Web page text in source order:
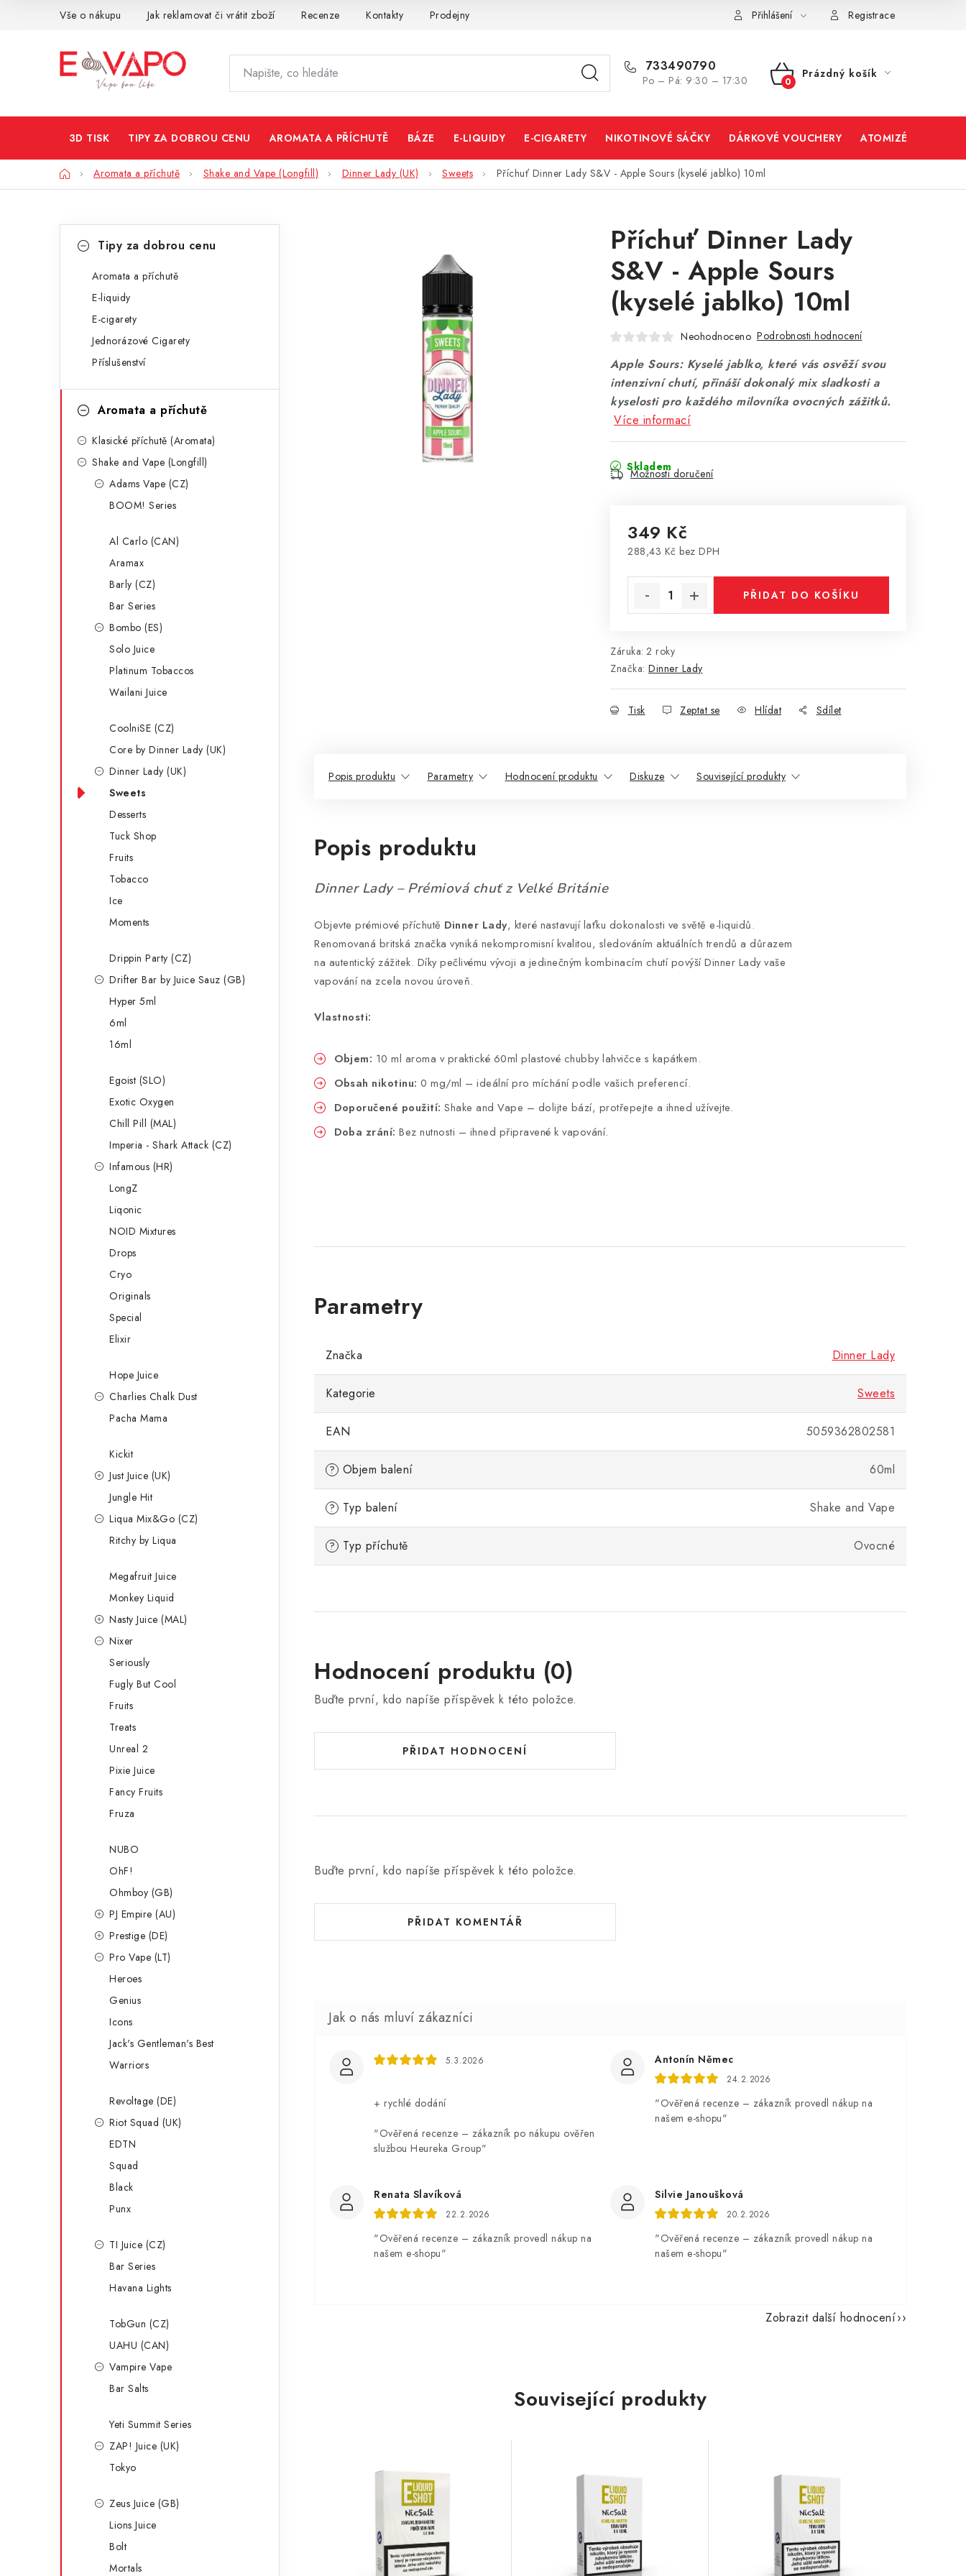
Vše o nákupu Jak reklamovat či vrátit zboží Recenze Kontakty Prodejny Přihlášení Registrace
733490790
Po – Pá: 9:30 – 17:30
NÁKUPNÍ
Prázdný košík
3D TISK TIPY ZA DOBROU CENU AROMATA A PŘÍCHUTĚ BÁZE E-LIQUIDY E-CIGARETY NIKOTINOVÉ SÁČKY DÁRKOVÉ VOUCHERY ATOMIZÉRY A
DomůAromata a příchutě Shake and Vape (Longfill) Dinner Lady (UK) Sweets Příchuť Dinner Lady S&V - Apple Sours (kyselé jablko) 10ml
n
kategorieTipy za dobrou cenu
Aromata a příchutě
E-liquidy
E-cigarety
Jednorázové Cigarety
Příslušenství
Aromata a příchutě
Klasické příchutě (Aromata)
Shake and Vape (Longfill)
Adams Vape (CZ)
BOOM! Series
Al Carlo (CAN)
Aramax
Barly (CZ)
Bar Series
Bombo (ES)
Solo Juice
Platinum Tobaccos
Wailani Juice
CoolniSE (CZ)
Core by Dinner Lady (UK)
Dinner Lady (UK)
Sweets
Desserts
Tuck Shop
Fruits
Tobacco
Ice
Moments
Drippin Party (CZ)
Drifter Bar by Juice Sauz (GB)
Hyper 5ml
6ml
16ml
Egoist (SLO)
Exotic Oxygen
Chill Pill (MAL)
Imperia - Shark Attack (CZ)
Infamous (HR)
LongZ
Liqonic
NOID Mixtures
Drops
Cryo
Originals
Special
Elixir
Hope Juice
Charlies Chalk Dust
Pacha Mama
Kickit
Just Juice (UK)
Jungle Hit
Liqua Mix&Go (CZ)
Ritchy by Liqua
Megafruit Juice
Monkey Liquid
Nasty Juice (MAL)
Nixer
Seriously
Fugly But Cool
Fruits
Treats
Unreal 2
Pixie Juice
Fancy Fruits
Fruza
NUBO
OhF!
Ohmboy (GB)
PJ Empire (AU)
Prestige (DE)
Pro Vape (LT)
Heroes
Genius
Icons
Jack's Gentleman's Best
Warriors
Revoltage (DE)
Riot Squad (UK)
EDTN
Squad
Black
Punx
TI Juice (CZ)
Bar Series
Havana Lights
TobGun (CZ)
UAHU (CAN)
Vampire Vape
Bar Salts
Yeti Summit Series
ZAP! Juice (UK)
Tokyo
Zeus Juice (GB)
Lions Juice
Bolt
Mortals
Příchuť Dinner Lady
S&V - Apple Sours
(kyselé jablko) 10ml
Neohodnoceno Podrobnosti hodnocení
Apple Sours: Kyselé jablko, které vás osvěží svou
intenzivní chutí, přináší dokonalý mix sladkosti a
kyselosti pro každého milovníka ovocných zážitků.
Více informací
Skladem
Možnosti doručení
349 Kč
288,43 Kč bez DPH
PŘIDAT DO KOŠÍKU
Záruka: 2 roky
Značka: Dinner Lady
Tisk Zeptat se Hlídat Sdílet
Popis produktu Parametry Hodnocení produktu Diskuze Související produkty
Popis produktu
Dinner Lady – Prémiová chuť z Velké Británie
Objevte prémiové příchutě Dinner Lady, které nastavují laťku dokonalosti ve světě e-liquidů.
Renomovaná britská značka vyniká nekompromisní kvalitou, sledováním aktuálních trendů a důrazem
na autentický zážitek. Díky pečlivému vývoji a jedinečným kombinacím chutí povýší Dinner Lady vaše
vapování na zcela novou úroveň.
Vlastnosti:
Objem: 10 ml aroma v praktické 60ml plastové chubby lahvičce s kapátkem.
Obsah nikotinu: 0 mg/ml – ideální pro míchání podle vašich preferencí.
Doporučené použití: Shake and Vape – dolijte bází, protřepejte a ihned užívejte.
Doba zrání: Bez nutnosti – ihned připravené k vapování.
Značka Dinner Lady
Kategorie Sweets
EAN 5059362802581
? Objem balení 60ml
? Typ balení Shake and Vape
? Typ příchutě Ovocné
Hodnocení produktu (0)
Buďte první, kdo napíše příspěvek k této položce.
PŘIDAT HODNOCENÍ
Buďte první, kdo napíše příspěvek k této položce.
PŘIDAT KOMENTÁŘ
5.3.2026
+ rychlé dodání
"Ověřená recenze – zákazník po nákupu ověřen
službou Heureka Group"
Antonín Němec
24.2.2026
"Ověřená recenze – zákazník provedl nákup na
našem e-shopu"
Renata Slavíková
22.2.2026
"Ověřená recenze – zákazník provedl nákup na
našem e-shopu"
Silvie Janoušková
20.2.2026
"Ověřená recenze – zákazník provedl nákup na
našem e-shopu"
Zobrazit další hodnocení
Související produkty